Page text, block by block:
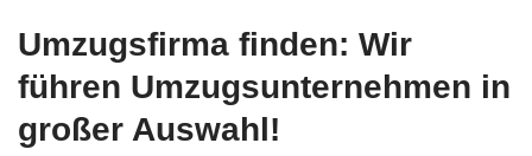
Umzugsfirma finden: Wir
führen Umzugsunternehmen in
großer Auswahl!